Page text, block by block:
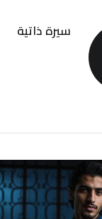
سيرة ذاتية